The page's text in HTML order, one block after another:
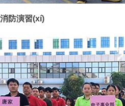
消防演習(xí)